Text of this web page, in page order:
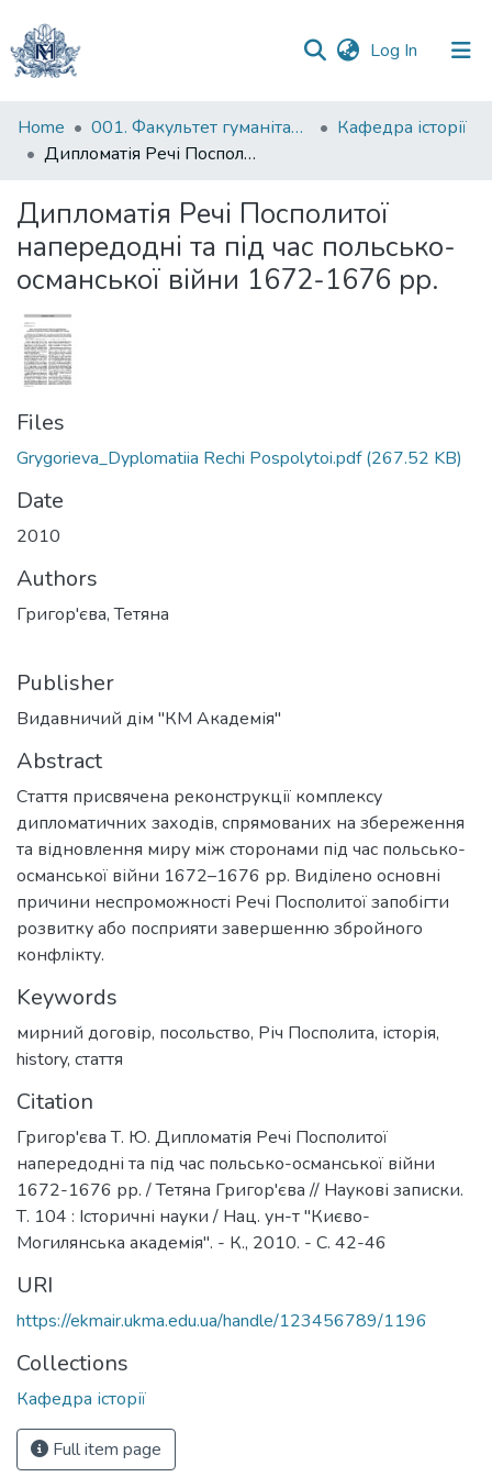
Log In (current)
Communities
&
All of DSpace
Statistics
Home 001. Факультет гуманітарних наук
Кафедра історії
Дипломатія Речі Посполитої напередодні та під час польсько-османської війни 1672-1676 рр.
Дипломатія Речі Посполитої
напередодні та під час польсько-
османської війни 1672-1676 рр.
Files
Grygorieva_Dyplomatiia Rechi Pospolytoi.pdf(267.52 KB)
Date
2010
Authors
Григор'єва, Тетяна
Publisher
Видавничий дім "КМ Академія"
Abstract
Стаття присвячена реконструкції комплексу
дипломатичних заходів, спрямованих на збереження
та відновлення миру між сторонами під час польсько-
османської війни 1672–1676 рр. Виділено основні
причини неспроможності Речі Посполитої запобігти
розвитку або посприяти завершенню збройного
конфлікту.
Keywords
мирний договір, посольство, Річ Посполита, історія,
history, стаття
Citation
Григор'єва Т. Ю. Дипломатія Речі Посполитої
напередодні та під час польсько-османської війни
1672-1676 рр. / Тетяна Григор'єва // Наукові записки.
Т. 104 : Історичні науки / Нац. ун-т "Києво-
Могилянська академія". - К., 2010. - С. 42-46
URI
https://ekmair.ukma.edu.ua/handle/123456789/1196
Collections
Кафедра історії
Full item page